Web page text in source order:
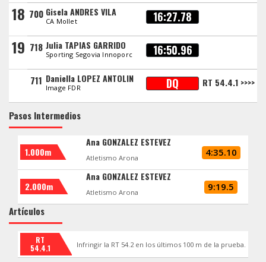
18 700 Gisela ANDRES VILA
CA Mollet 16:27.78
19 718 Julia TAPIAS GARRIDO
Sporting Segovia Innoporc 16:50.96
711 Daniella LOPEZ ANTOLIN
Image FDR DQ RT 54.4.1 >>>>
Pasos Intermedios
1.000m
Ana GONZALEZ ESTEVEZ
Atletismo Arona 4:35.10
2.000m
Ana GONZALEZ ESTEVEZ
Atletismo Arona 9:19.5
Artículos
RT
54.4.1
Infringir la RT 54.2 en los últimos 100 m de la prueba.